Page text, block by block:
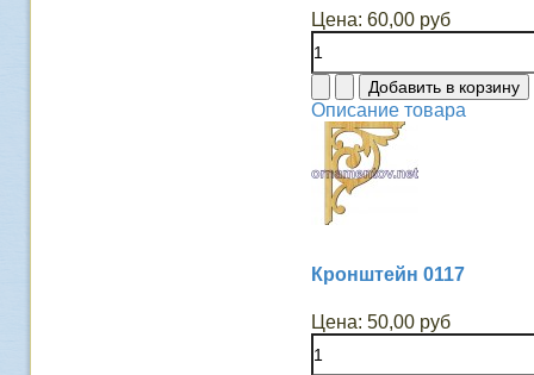
Цена: 60,00 руб
Описание товара
Кронштейн 0117
Цена: 50,00 руб